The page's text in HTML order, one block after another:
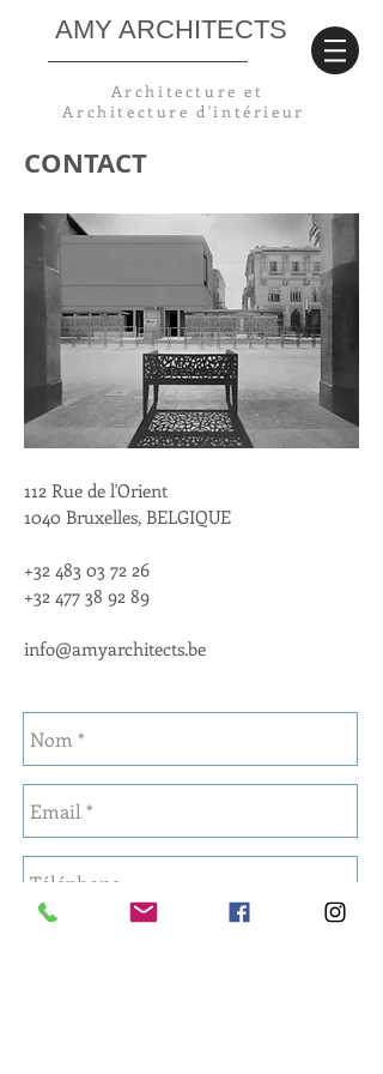
AMY ARCHITECTS
Architecture et
Architectured'intérieur
CONTACT
112 Rue de l'Orient
1040 Bruxelles, BELGIQUE
+32 483 03 72 26
+32 477 38 92 89
info@amyarchitects.be